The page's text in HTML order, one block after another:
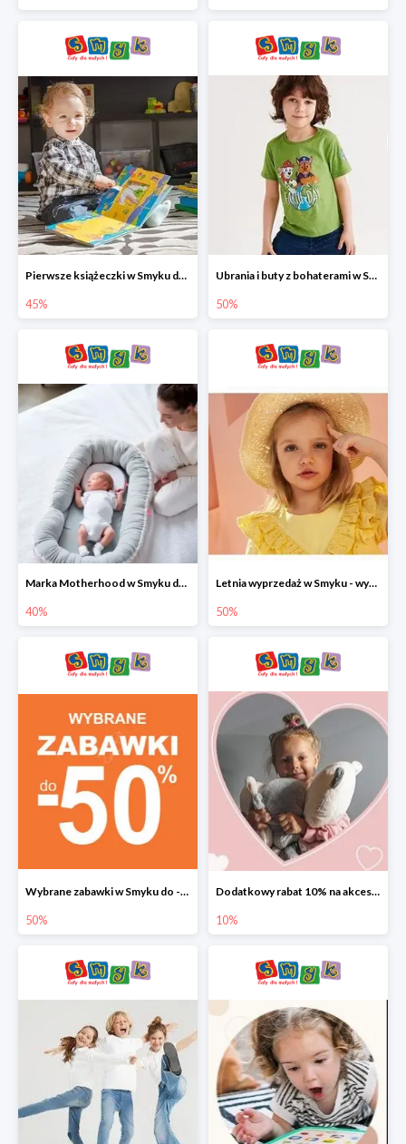
Pierwsze książeczki w Smyku do -45%
45%
Ubrania i buty z bohaterami w Smyku do -50%
50%
Marka Motherhood w Smyku do -40%
40%
Letnia wyprzedaż w Smyku - wybrane ubrania i buty do -50%
50%
Wybrane zabawki w Smyku do -50%
50%
Dodatkowy rabat 10% na akcesoria dziecięce
10%